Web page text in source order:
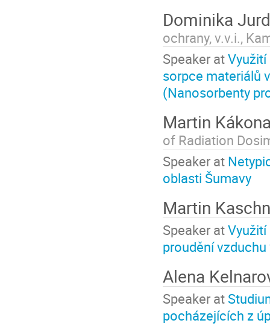
Dominika
ochrany, v.v.i.,
Speaker at
sorpce materiálů
(Nanosorbenty
Martin
of Radiation
Speaker at
oblasti Šumavy
Martin
Speaker at
proudění
Alena
Speaker at
pocházejících z